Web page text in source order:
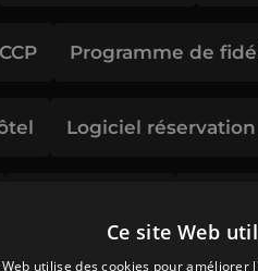
Programme de
Logiciel
Ce site Web
utilise des cookies pour